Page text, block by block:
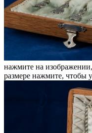
нажмите на
размере нажмите, чтобы